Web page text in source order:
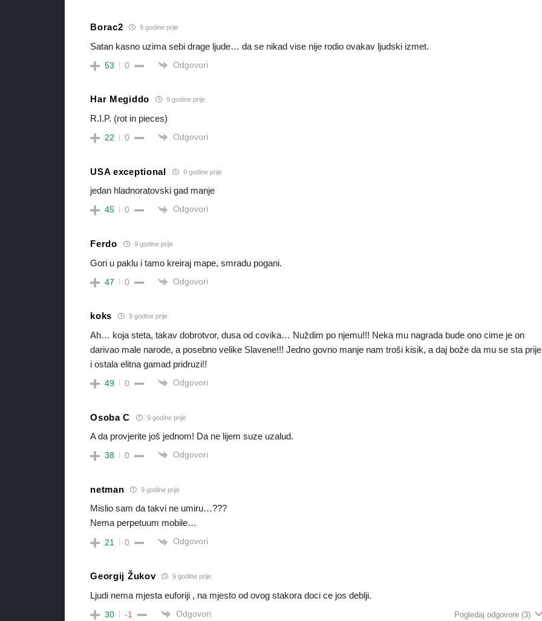
Borac2 9 godine prije
Satan kasno uzima sebi drage ljude… da se nikad vise nije rodio ovakav ljudski izmet.
53 0 Odgovori
Har Megiddo 9 godine prije
R.I.P. (rot in pieces)
22 0 Odgovori
USA exceptional 9 godine prije
jedan hladnoratovski gad manje
45 0 Odgovori
Ferdo 9 godine prije
Gori u paklu i tamo kreiraj mape, smradu pogani.
47 0 Odgovori
koks 9 godine prije
Ah… koja steta, takav dobrotvor, dusa od covika… Nuždim po njemu!!! Neka mu nagrada bude ono cime je on
darivao male narode, a posebno velike Slavene!!! Jedno govno manje nam troši kisik, a daj bože da mu se sta prije
i ostala elitna gamad pridruzi!!
49 0 Odgovori
Osoba C 9 godine prije
A da provjerite još jednom! Da ne lijem suze uzalud.
38 0 Odgovori
netman 9 godine prije
Mislio sam da takvi ne umiru…???
Nema perpetuum mobile…
21 0 Odgovori
Georgij Žukov 9 godine prije
Ljudi nema mjesta euforiji , na mjesto od ovog stakora doci ce jos deblji.
30 -1 Odgovori Pogledaj odgovore (3)